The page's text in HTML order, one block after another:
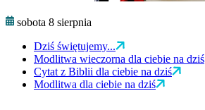
sobota 8 sierpnia
Dziś świętujemy...
Modlitwa wieczorna dla ciebie na dziś
Cytat z Biblii dla ciebie na dziś
Modlitwa dla ciebie na dziś